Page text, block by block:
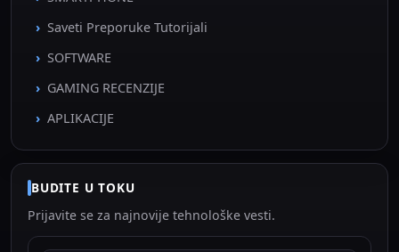
Saveti Preporuke Tutorijali
SOFTWARE
GAMING RECENZIJE
APLIKACIJE
BUDITE U TOKU
Prijavite se za najnovije tehnološke vesti.